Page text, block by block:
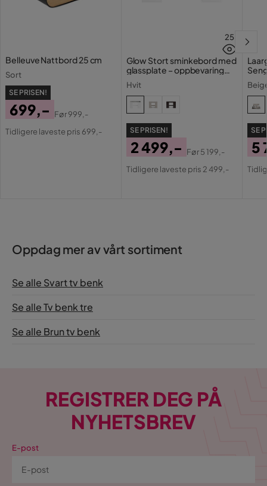
Belleuve Nattbord 25 cm
Sort
SE PRISEN!
Pris
699,-
Original
Før999,-
Tidligere laveste pris 699,-
25
Glow Stort sminkebord med
glassplate – oppbevaring
med skuffer og rom 120 cm
Hvit
SE PRISEN!
Pris
2 499,-
Original
Før5 199,-
Tidligere laveste pris 2 499,-
SE
5
Oppdag mer av vårt sortiment
Se alle Svart tv benk
Se alle Tv benk tre
Se alle Brun tv benk
REGISTRER DEG PÅ
NYHETSBREV
E-post